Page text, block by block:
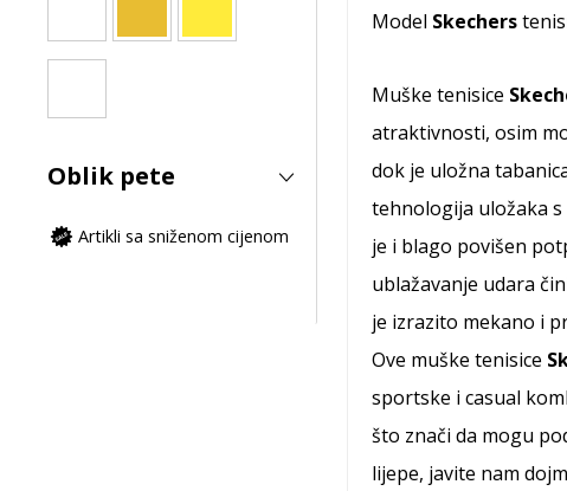
Model Skechers
Muške tenisice
atraktivnosti, osim
dok je uložna
tehnologija uložaka s
je i blago povišen
ublažavanje udara
je izrazito mekano i
Ove muške tenisice
sportske i casual
što znači da mogu
lijepe, javite nam
Oblik pete
Artikli sa sniženom cijenom